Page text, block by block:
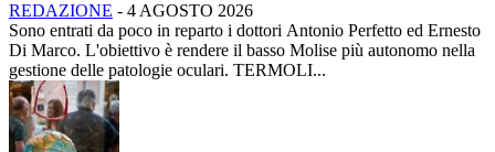
REDAZIONE - 4 AGOSTO 2026
Sono entrati da poco in reparto i dottori Antonio Perfetto ed Ernesto
Di Marco. L'obiettivo è rendere il basso Molise più autonomo nella
gestione delle patologie oculari. TERMOLI...